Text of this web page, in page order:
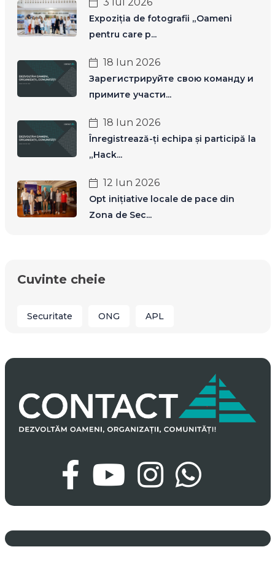
Expoziția de fotografii „Oameni
pentru care p...
18 Iun 2026
Зарегистрируйте свою команду и
примите участи...
18 Iun 2026
Înregistrează-ți echipa și participă la
„Hack...
12 Iun 2026
Opt inițiative locale de pace din
Zona de Sec...
Cuvinte cheie
Securitate ONG APL